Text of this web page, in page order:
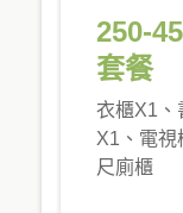
250-
套餐
衣櫃X1、
X1、電視
尺廁櫃